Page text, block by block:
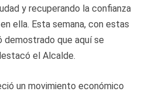
y recuperando la confianza
ella. Esta semana, con estas
demostrado que aquí se
el Alcalde.
un movimiento económico